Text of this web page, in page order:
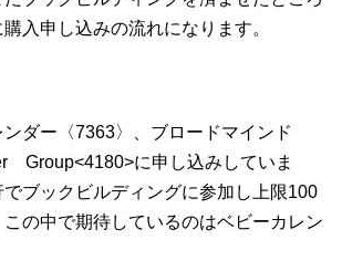
入申し込みの流れになります。
ダー〈7363〉、ブロードマインド
Group<4180>に申し込みしていま
ブックビルディングに参加し上限100
の中で期待しているのはベビーカレン